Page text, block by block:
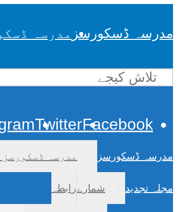
مدرسہ ڈسکورسز مدرسہ
Facebook
Twitter
مدرسہ ڈسکورسز مدرسہ
مجلہ تجدید شمارےرابطہ